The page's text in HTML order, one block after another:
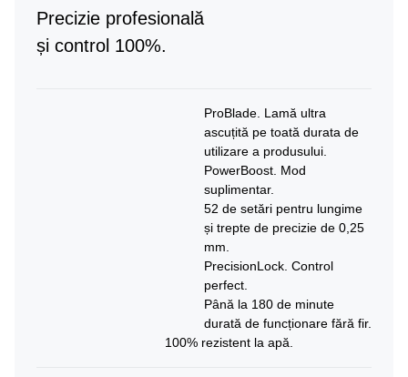
Precizie profesională
și control 100%.
ProBlade. Lamă ultra
ascuțită pe toată durata de
utilizare a produsului.
PowerBoost. Mod
suplimentar.
52 de setări pentru lungime
și trepte de precizie de 0,25
mm.
PrecisionLock. Control
perfect.
Până la 180 de minute
durată de funcționare fără fir.
100% rezistent la apă.